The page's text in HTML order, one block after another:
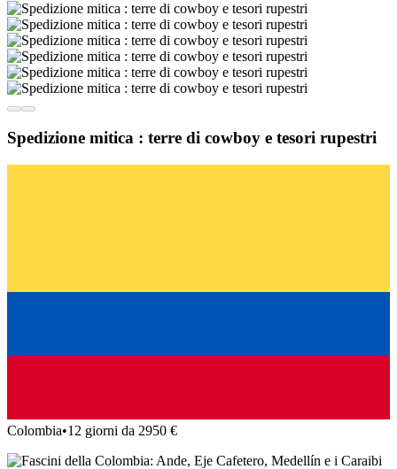
Spedizione mitica : terre di cowboy e tesori rupestri
Colombia•12 giorni da 2950 €